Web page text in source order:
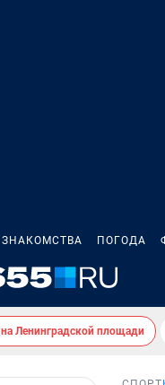
ЗНАКОМСТВА ПОГОДА
Ленинградской площади